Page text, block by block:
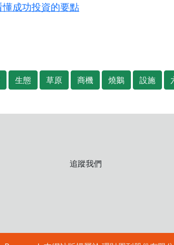
懂成功投資的要點
生態 草原 商機 燒鵝 設施
追蹤我們